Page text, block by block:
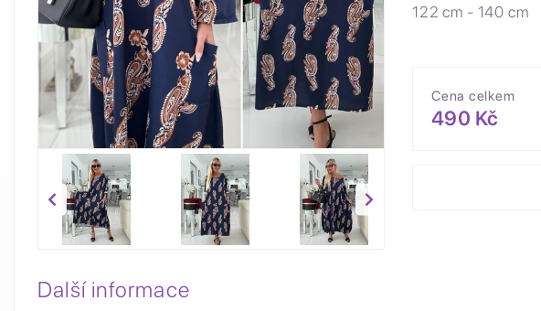
122 cm - 140 cm
Cena celkem
490 Kč
Další informace